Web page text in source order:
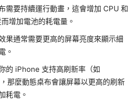
需要持續運行動畫，這會增加 CPU 和
增加電池的耗電量。
果通常需要更高的屏幕亮度來顯示細
。
的 iPhone 支持高刷新率（如
那麼動態桌布會讓屏幕以更高的刷新
耗電。